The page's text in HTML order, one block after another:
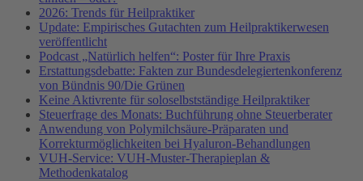
2026: Trends für Heilpraktiker
Update: Empirisches Gutachten zum Heilpraktikerwesen
veröffentlicht
Podcast „Natürlich helfen“: Poster für Ihre Praxis
Erstattungsdebatte: Fakten zur Bundesdelegiertenkonferenz
von Bündnis 90/Die Grünen
Keine Aktivrente für soloselbstständige Heilpraktiker
Steuerfrage des Monats: Buchführung ohne Steuerberater
Anwendung von Polymilchsäure-Präparaten und
Korrekturmöglichkeiten bei Hyaluron-Behandlungen
VUH-Service: VUH-Muster-Therapieplan &
Methodenkatalog